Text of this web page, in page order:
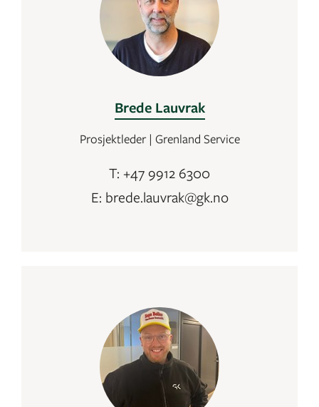
Brede Lauvrak
Prosjektleder | Grenland Service
T: +47 9912 6300
E: brede.lauvrak@gk.no